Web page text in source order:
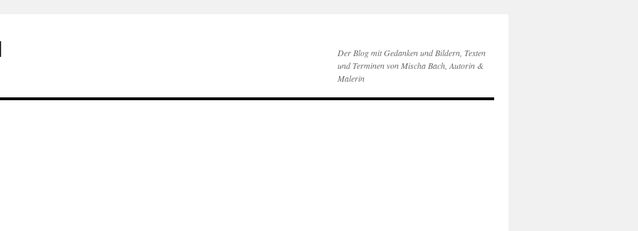
Der Blog mit Gedanken und Bildern, Texten
und Terminen von Mischa Bach, Autorin &
Malerin